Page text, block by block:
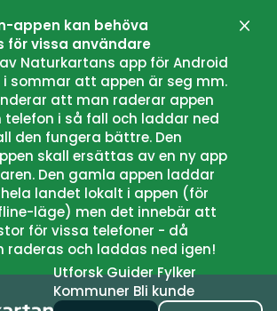
appen kan behöva
för vissa användare
Naturkartans app för Android
sommar att appen är seg mm.
att man raderar appen
telefon i så fall och laddar ned
den fungera bättre. Den
skall ersättas av en ny app
Den gamla appen laddar
landet lokalt i appen (för
läge) men det innebär att
för vissa telefoner - då
raderas och laddas ned igen!
Lukk
UtforskGuiderFylker
Kommuner Bli kunde